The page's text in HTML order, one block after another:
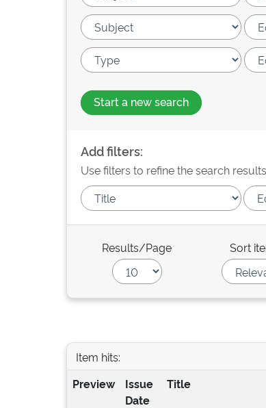
Start a new search
Add filters:
Use filters to refine the search
Results/Page Sort
Item hits:
Preview
Issue
Date
Title